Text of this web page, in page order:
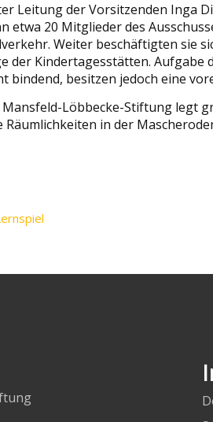
Leitung der Vorsitzenden Inga
etwa 20 Mitglieder des
Weiter beschäftigten sie
der Kindertagesstätten. Aufgabe
bindend, besitzen jedoch eine
Mansfeld-Löbbecke-Stiftung legt
Räumlichkeiten in der